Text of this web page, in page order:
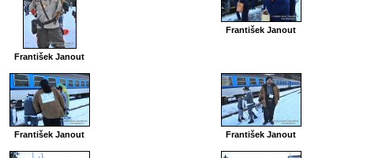
František Janout
František Janout
František Janout František Janout